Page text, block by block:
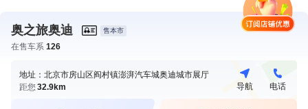
奥之旅奥迪 售本市
在售车系 126
地址：北京市房山区阎村镇澎湃汽车城奥迪城市展厅
距您32.9km 导航 电话